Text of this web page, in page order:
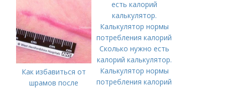
Как избавиться от
шрамов после
Сколько нужно есть
калорий калькулятор.
Калькулятор нормы
потребления калорий